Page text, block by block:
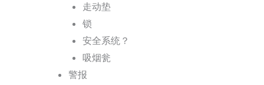
走动垫
锁
安全系统？
吸烟瓮
警报